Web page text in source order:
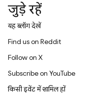
जुड़े रहें
यह ब्लॉग देखें
Find us on Reddit
Follow on X
Subscribe on YouTube
किसी इवेंट में शामिल हों